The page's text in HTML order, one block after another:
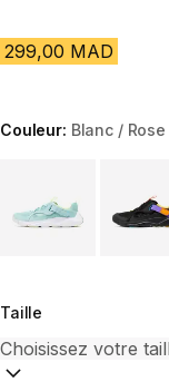
299,00 MAD
Couleur: Blanc / Rose
Taille